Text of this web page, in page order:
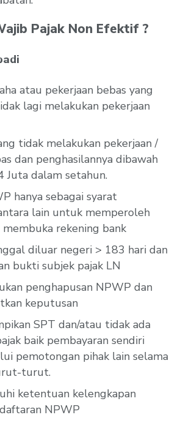
Pajak Non Efektif ?
atau pekerjaan bebas yang
lagi melakukan pekerjaan
tidak melakukan pekerjaan /
dan penghasilannya dibawah
Juta dalam setahun.
hanya sebagai syarat
lain untuk memperoleh
membuka rekening bank
diluar negeri > 183 hari dan
bukti subjek pajak LN
penghapusan NPWP dan
keputusan
SPT dan/atau tidak ada
baik pembayaran sendiri
pemotongan pihak lain selama
turut.
ketentuan kelengkapan
NPWP